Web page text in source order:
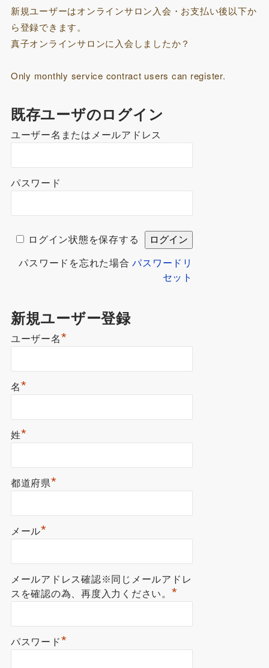
新規ユーザーはオンラインサロン入会・お支払い後以下か
ら登録できます。
真子オンラインサロンに入会しましたか？
Only monthly service contract users can register.
既存ユーザのログイン
ユーザー名またはメールアドレス
パスワード
ログイン状態を保存する
パスワードを忘れた場合パスワードリ
セット
新規ユーザー登録
ユーザー名*
名*
姓*
都道府県*
メール*
メールアドレス確認※同じメールアドレ
スを確認の為、再度入力ください。 *
パスワード*